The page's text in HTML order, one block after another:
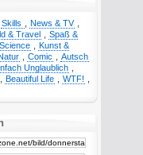
Skills News & TV
& Travel
Spaß &
Science
Kunst &
Comic
Autsch
Unglaublich
Beautiful Life WTF!